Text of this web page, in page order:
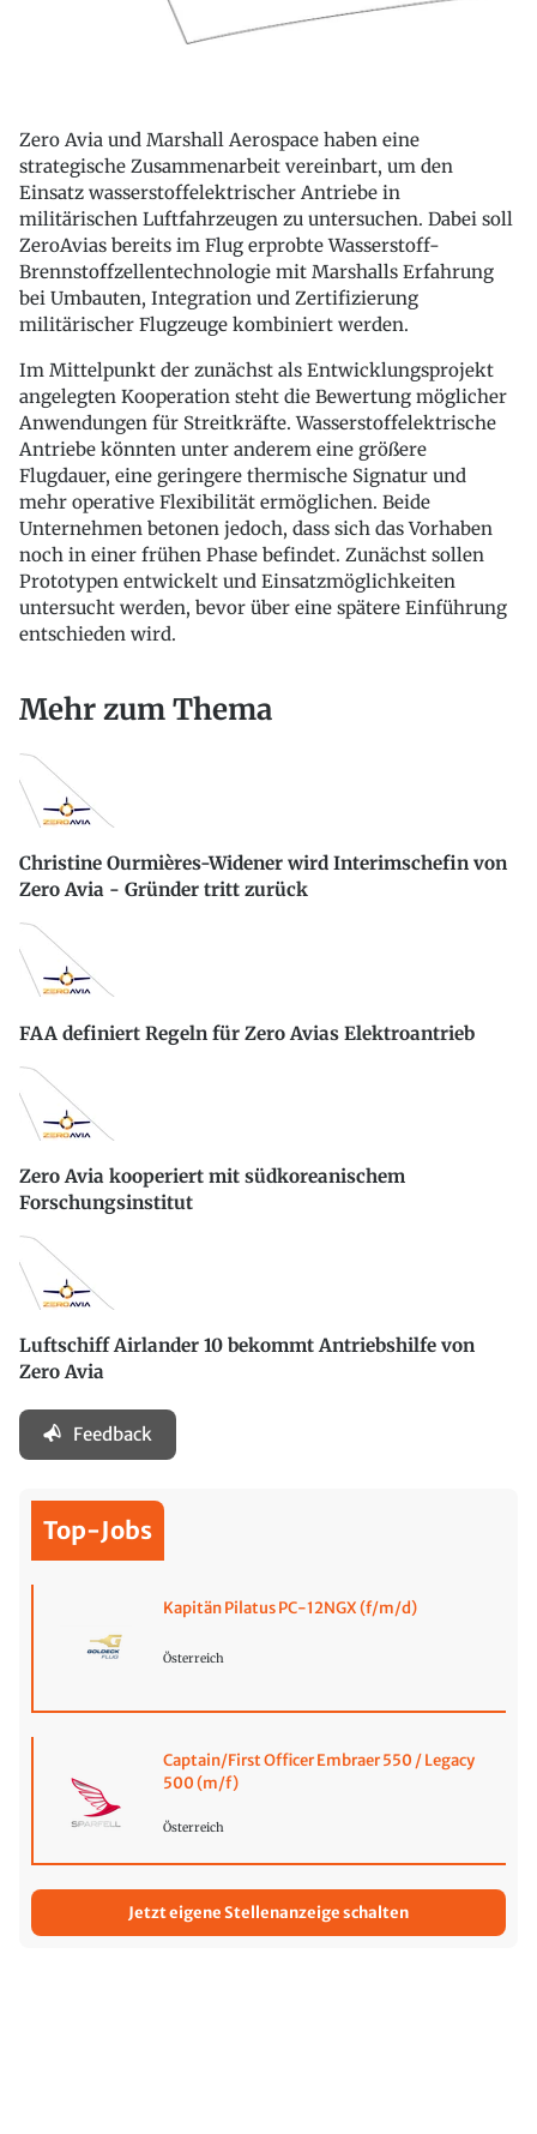
Zero Avia und Marshall Aerospace haben eine
strategische Zusammenarbeit vereinbart, um den
Einsatz wasserstoffelektrischer Antriebe in
militärischen Luftfahrzeugen zu untersuchen. Dabei soll
ZeroAvias bereits im Flug erprobte Wasserstoff-
Brennstoffzellentechnologie mit Marshalls Erfahrung
bei Umbauten, Integration und Zertifizierung
militärischer Flugzeuge kombiniert werden.
Im Mittelpunkt der zunächst als Entwicklungsprojekt
angelegten Kooperation steht die Bewertung möglicher
Anwendungen für Streitkräfte. Wasserstoffelektrische
Antriebe könnten unter anderem eine größere
Flugdauer, eine geringere thermische Signatur und
mehr operative Flexibilität ermöglichen. Beide
Unternehmen betonen jedoch, dass sich das Vorhaben
noch in einer frühen Phase befindet. Zunächst sollen
Prototypen entwickelt und Einsatzmöglichkeiten
untersucht werden, bevor über eine spätere Einführung
entschieden wird.
Mehr zum Thema
Christine Ourmières-Widener wird Interimschefin von
Zero Avia - Gründer tritt zurück
FAA definiert Regeln für Zero Avias Elektroantrieb
Zero Avia kooperiert mit südkoreanischem
Forschungsinstitut
Luftschiff Airlander 10 bekommt Antriebshilfe von
Zero Avia
Feedback
Top-Jobs
Kapitän Pilatus PC-12NGX (f/m/d)
Österreich
Captain/First Officer Embraer 550 / Legacy
500 (m/f)
Österreich
Jetzt eigene Stellenanzeige schalten